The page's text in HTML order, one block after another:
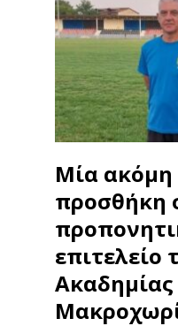
Μία ακόμη
προσθήκη
επιτελείο